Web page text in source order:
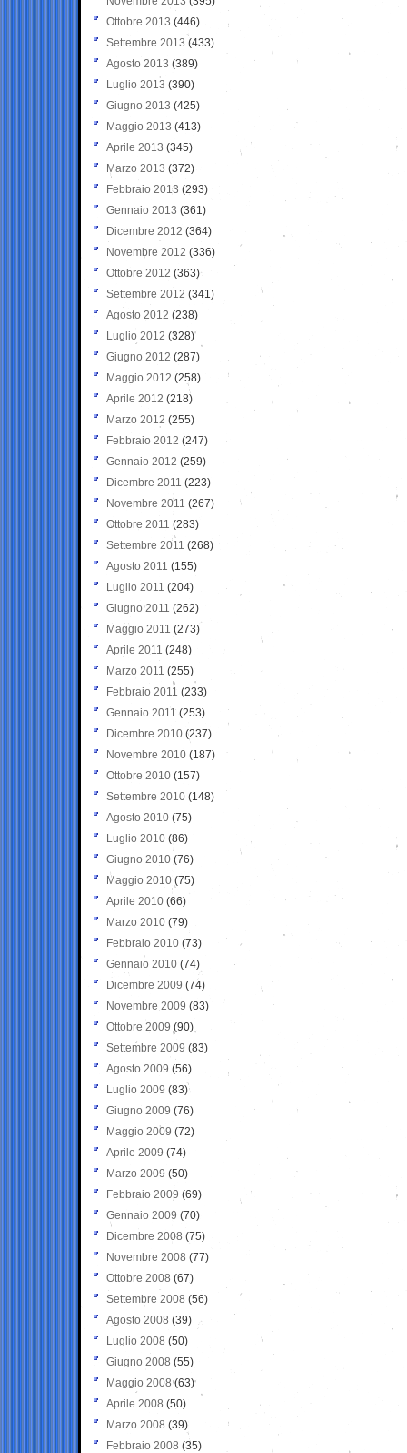
Ottobre 2013 (446)
Settembre 2013 (433)
Agosto 2013 (389)
Luglio 2013 (390)
Giugno 2013 (425)
Maggio 2013 (413)
Aprile 2013 (345)
Marzo 2013 (372)
Febbraio 2013 (293)
Gennaio 2013 (361)
Dicembre 2012 (364)
Novembre 2012 (336)
Ottobre 2012 (363)
Settembre 2012 (341)
Agosto 2012 (238)
Luglio 2012 (328)
Giugno 2012 (287)
Maggio 2012 (258)
Aprile 2012 (218)
Marzo 2012 (255)
Febbraio 2012 (247)
Gennaio 2012 (259)
Dicembre 2011 (223)
Novembre 2011 (267)
Ottobre 2011 (283)
Settembre 2011 (268)
Agosto 2011 (155)
Luglio 2011 (204)
Giugno 2011 (262)
Maggio 2011 (273)
Aprile 2011 (248)
Marzo 2011 (255)
Febbraio 2011 (233)
Gennaio 2011 (253)
Dicembre 2010 (237)
Novembre 2010 (187)
Ottobre 2010 (157)
Settembre 2010 (148)
Agosto 2010 (75)
Luglio 2010 (86)
Giugno 2010 (76)
Maggio 2010 (75)
Aprile 2010 (66)
Marzo 2010 (79)
Febbraio 2010 (73)
Gennaio 2010 (74)
Dicembre 2009 (74)
Novembre 2009 (83)
Ottobre 2009 (90)
Settembre 2009 (83)
Agosto 2009 (56)
Luglio 2009 (83)
Giugno 2009 (76)
Maggio 2009 (72)
Aprile 2009 (74)
Marzo 2009 (50)
Febbraio 2009 (69)
Gennaio 2009 (70)
Dicembre 2008 (75)
Novembre 2008 (77)
Ottobre 2008 (67)
Settembre 2008 (56)
Agosto 2008 (39)
Luglio 2008 (50)
Giugno 2008 (55)
Maggio 2008(63)
Aprile 2008 (50)
Marzo 2008 (39)
Febbraio 2008 (35)